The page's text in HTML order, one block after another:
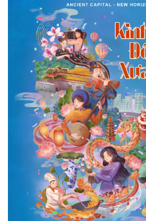
Shorts
VTV Money VTV Thể
VTV Sức khoẻ Bất
Thị trường 24h Tấm
Vươn
VTV8
Liên hệ tòa soạn English